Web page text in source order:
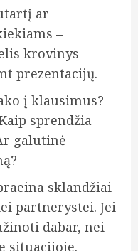
ar
–
krovinys
prezentacijų.
į klausimus?
sprendžia
galutinė
sklandžiai
partnerystei. Jei
dabar, nei
situacijoje.